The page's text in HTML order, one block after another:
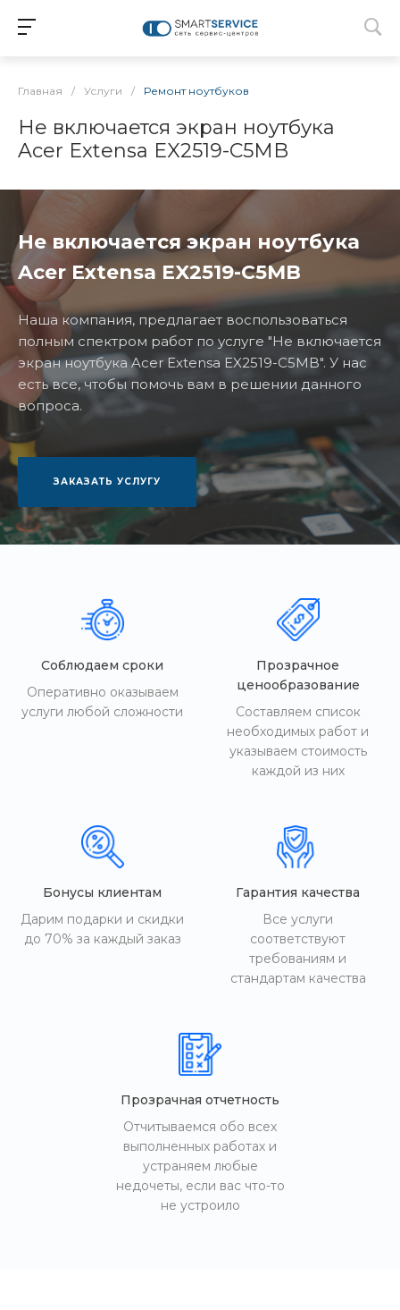
Главная / Услуги / Ремонт ноутбуков
Не включается экран ноутбука
Acer Extensa EX2519-C5MB
Не включается экран ноутбука
Acer Extensa EX2519-C5MB
Наша компания, предлагает воспользоваться
полным спектром работ по услуге "Не включается
экран ноутбука Acer Extensa EX2519-C5MB". У нас
есть все, чтобы помочь вам в решении данного
вопроса.
ЗАКАЗАТЬ УСЛУГУ
Соблюдаем сроки
Оперативно оказываем
услуги любой сложности
Прозрачное
ценообразование
Составляем список
необходимых работ и
указываем стоимость
каждой из них
Бонусы клиентам
Дарим подарки и скидки
до 70% за каждый заказ
Гарантия качества
Все услуги
соответствуют
требованиям и
стандартам качества
Прозрачная отчетность
Отчитываемся обо всех
выполненных работах и
устраняем любые
недочеты, если вас что-то
не устроило